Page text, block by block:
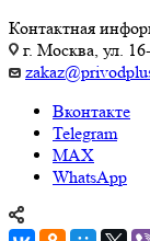
Контактная
г. Москва, ул.
Вконтакте
Telegram
MAX
WhatsApp